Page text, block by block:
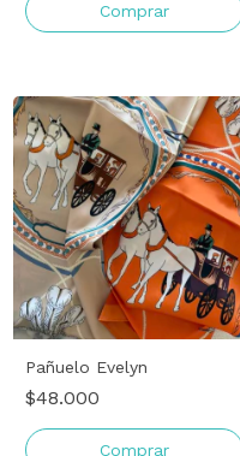
Comprar
Pañuelo Evelyn
$48.000
Comprar